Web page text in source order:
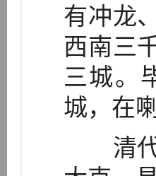
有冲龙
西南三
三城。
城，在
清代